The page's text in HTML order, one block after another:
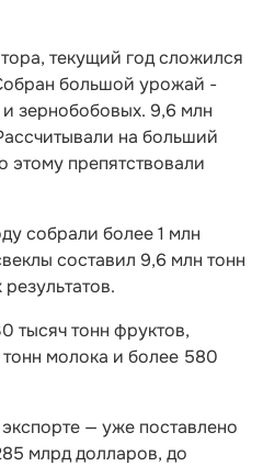
текущий год сложился
большой урожай -
зернобобовых. 9,6 млн
на больший
этому препятствовали
собрали более 1 млн
составил 9,6 млн тонн
тысяч тонн фруктов,
молока и более 580
— уже поставлено
млрд долларов, до